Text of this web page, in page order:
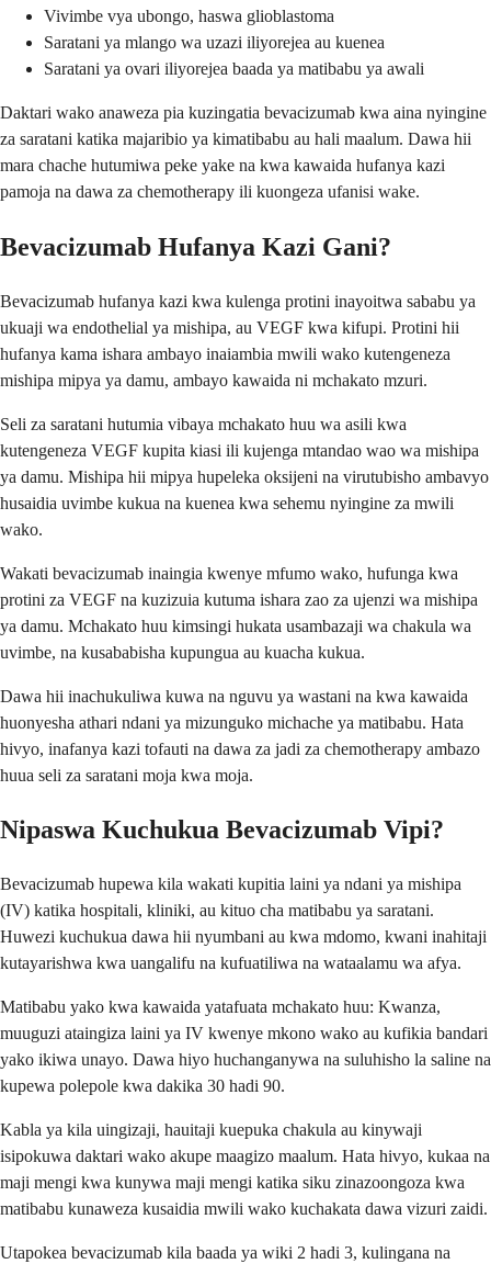
Vivimbe vya ubongo, haswa glioblastoma
Saratani ya mlango wa uzazi iliyorejea au kuenea
Saratani ya ovari iliyorejea baada ya matibabu ya awali
Daktari wako anaweza pia kuzingatia bevacizumab kwa aina nyingine
za saratani katika majaribio ya kimatibabu au hali maalum. Dawa hii
mara chache hutumiwa peke yake na kwa kawaida hufanya kazi
pamoja na dawa za chemotherapy ili kuongeza ufanisi wake.
Bevacizumab Hufanya Kazi Gani?
Bevacizumab hufanya kazi kwa kulenga protini inayoitwa sababu ya
ukuaji wa endothelial ya mishipa, au VEGF kwa kifupi. Protini hii
hufanya kama ishara ambayo inaiambia mwili wako kutengeneza
mishipa mipya ya damu, ambayo kawaida ni mchakato mzuri.
Seli za saratani hutumia vibaya mchakato huu wa asili kwa
kutengeneza VEGF kupita kiasi ili kujenga mtandao wao wa mishipa
ya damu. Mishipa hii mipya hupeleka oksijeni na virutubisho ambavyo
husaidia uvimbe kukua na kuenea kwa sehemu nyingine za mwili
wako.
Wakati bevacizumab inaingia kwenye mfumo wako, hufunga kwa
protini za VEGF na kuzizuia kutuma ishara zao za ujenzi wa mishipa
ya damu. Mchakato huu kimsingi hukata usambazaji wa chakula wa
uvimbe, na kusababisha kupungua au kuacha kukua.
Dawa hii inachukuliwa kuwa na nguvu ya wastani na kwa kawaida
huonyesha athari ndani ya mizunguko michache ya matibabu. Hata
hivyo, inafanya kazi tofauti na dawa za jadi za chemotherapy ambazo
huua seli za saratani moja kwa moja.
Nipaswa Kuchukua Bevacizumab Vipi?
Bevacizumab hupewa kila wakati kupitia laini ya ndani ya mishipa
(IV) katika hospitali, kliniki, au kituo cha matibabu ya saratani.
Huwezi kuchukua dawa hii nyumbani au kwa mdomo, kwani inahitaji
kutayarishwa kwa uangalifu na kufuatiliwa na wataalamu wa afya.
Matibabu yako kwa kawaida yatafuata mchakato huu: Kwanza,
muuguzi ataingiza laini ya IV kwenye mkono wako au kufikia bandari
yako ikiwa unayo. Dawa hiyo huchanganywa na suluhisho la saline na
kupewa polepole kwa dakika 30 hadi 90.
Kabla ya kila uingizaji, hauitaji kuepuka chakula au kinywaji
isipokuwa daktari wako akupe maagizo maalum. Hata hivyo, kukaa na
maji mengi kwa kunywa maji mengi katika siku zinazoongoza kwa
matibabu kunaweza kusaidia mwili wako kuchakata dawa vizuri zaidi.
Utapokea bevacizumab kila baada ya wiki 2 hadi 3, kulingana na